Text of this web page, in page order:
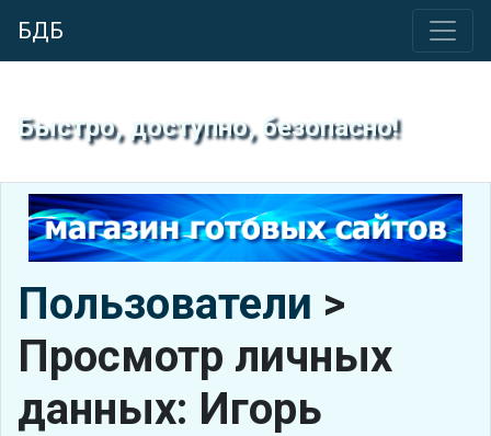
БДБ
Быстро, доступно, безопасно!
Пользователи >
Просмотр личных
данных: Игорь